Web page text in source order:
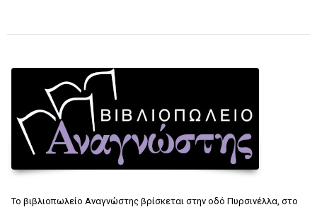
Το βιβλιοπωλείο Αναγνώστης βρίσκεται στην οδό Πυρσινέλλα, στο